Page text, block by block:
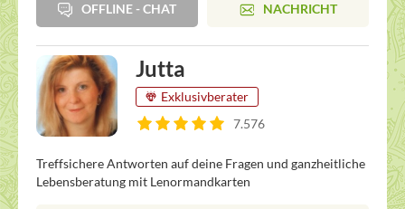
OFFLINE - CHAT NACHRICHT
Jutta
Exklusivberater
7.576
Treffsichere Antworten auf deine Fragen und ganzheitliche
Lebensberatung mit Lenormandkarten